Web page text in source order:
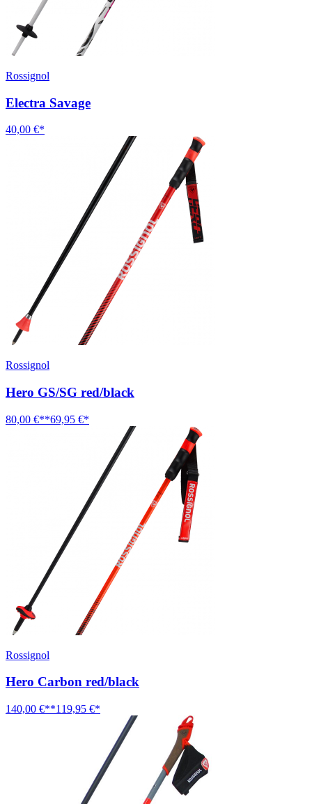
Rossignol
Electra Savage
40,00 €*
Rossignol
Hero GS/SG red/black
80,00 €**69,95 €*
Rossignol
Hero Carbon red/black
140,00 €**119,95 €*